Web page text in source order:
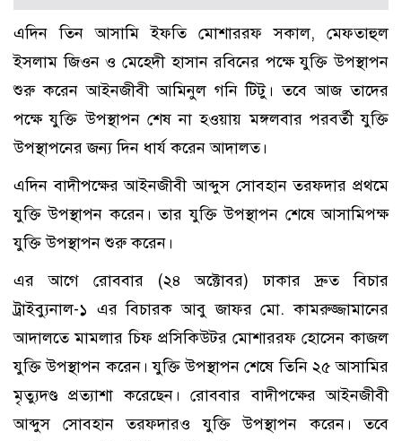
এদিন তিন আসামি ইফতি মোশাররফ সকাল, মেফতাহুল
ইসলাম জিওন ও মেহেদী হাসান রবিনের পক্ষে যুক্তি উপস্থাপন
শুরু করেন আইনজীবী আমিনুল গনি টিটু। তবে আজ তাদের
পক্ষে যুক্তি উপস্থাপন শেষ না হওয়ায় মঙ্গলবার পরবর্তী যুক্তি
উপস্থাপনের জন্য দিন ধার্য করেন আদালত।
এদিন বাদীপক্ষের আইনজীবী আব্দুস সোবহান তরফদার প্রথমে
যুক্তি উপস্থাপন করেন। তার যুক্তি উপস্থাপন শেষে আসামিপক্ষ
যুক্তি উপস্থাপন শুরু করেন।
এর আগে রোববার (২৪ অক্টোবর) ঢাকার দ্রুত বিচার
ট্রাইব্যুনাল-১ এর বিচারক আবু জাফর মো. কামরুজ্জামানের
আদালতে মামলার চিফ প্রসিকিউটর মোশাররফ হোসেন কাজল
যুক্তি উপস্থাপন করেন। যুক্তি উপস্থাপন শেষে তিনি ২৫ আসামির
মৃত্যুদণ্ড প্রত্যাশা করেছেন। রোববার বাদীপক্ষের আইনজীবী
আব্দুস সোবহান তরফদারও যুক্তি উপস্থাপন করেন। তবে